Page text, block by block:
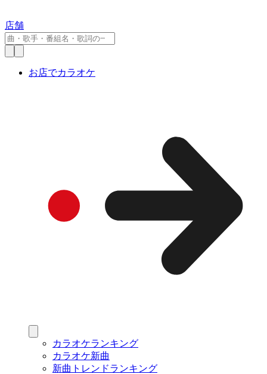
店舗
お店でカラオケ
カラオケランキング
カラオケ新曲
新曲トレンドランキング